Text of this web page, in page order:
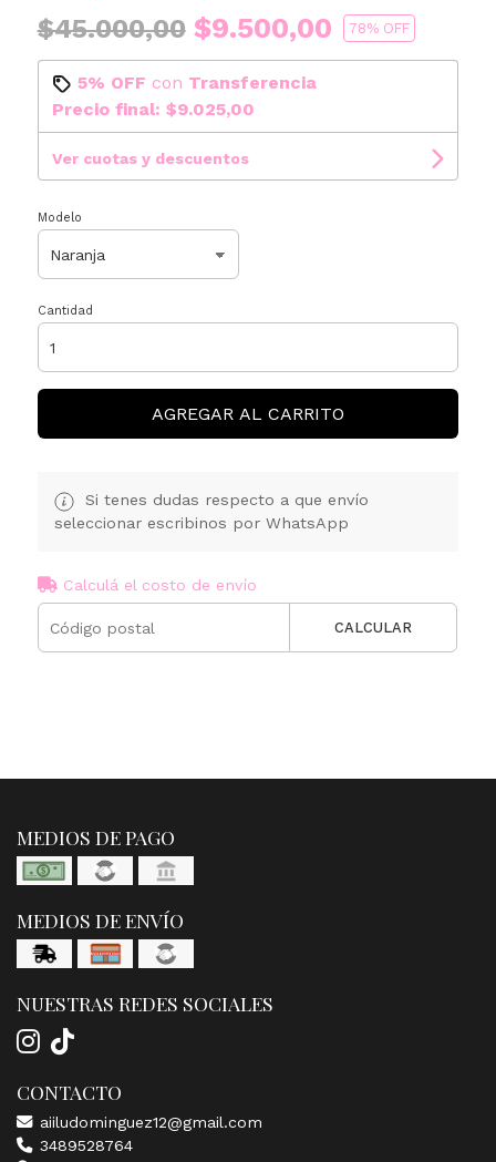
$45.000,00$9.500,00 78% OFF
5% OFF con Transferencia
Precio final: $9.025,00
Ver cuotas y descuentos
Modelo
Cantidad
AGREGAR AL CARRITO
Si tenes dudas respecto a que envío
seleccionar escribinos por WhatsApp
Calculá el costo de envío
CALCULAR
MEDIOS DE PAGO
MEDIOS DE ENVÍO
NUESTRAS REDES SOCIALES
CONTACTO
aiiludominguez12@gmail.com
3489528764